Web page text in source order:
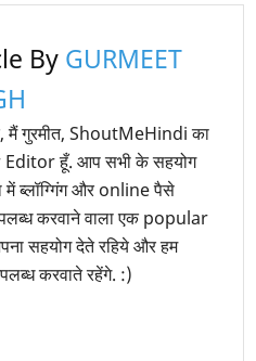
By GURMEET
मैं गुरमीत, ShoutMeHindi का
हूँ. आप सभी के सहयोग
में ब्लॉग्गिंग और online पैसे
करवाने वाला एक popular
सहयोग देते रहिये और हम
करवाते रहेंगे. :)